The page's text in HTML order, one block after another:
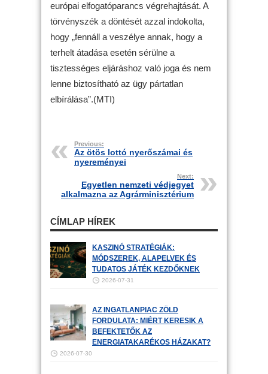
európai elfogatóparancs végrehajtását. A
törvényszék a döntését azzal indokolta,
hogy „fennáll a veszélye annak, hogy a
terhelt átadása esetén sérülne a
tisztességes eljáráshoz való joga és nem
lenne biztosítható az ügy pártatlan
elbírálása”.(MTI)
Previous:
Az ötös lottó nyerőszámai és
nyereményei
Next:
Egyetlen nemzeti védjegyet
alkalmazna az Agrárminisztérium
CÍMLAP HÍREK
KASZINÓ STRATÉGIÁK:
MÓDSZEREK, ALAPELVEK ÉS
TUDATOS JÁTÉK KEZDŐKNEK
2026-07-31
AZ INGATLANPIAC ZÖLD
FORDULATA: MIÉRT KERESIK A
BEFEKTETŐK AZ
ENERGIATAKARÉKOS HÁZAKAT?
2026-07-30